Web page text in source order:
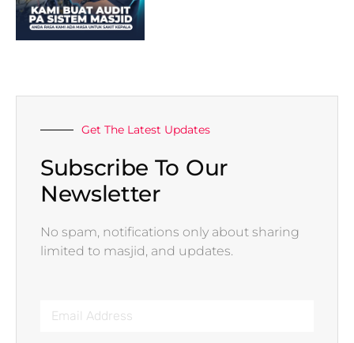
Get The Latest Updates
Subscribe To Our
Newsletter
No spam, notifications only about sharing
limited to masjid, and updates.